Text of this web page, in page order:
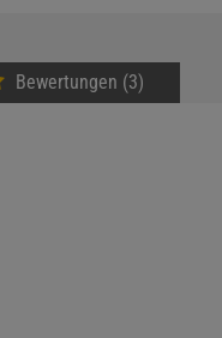
Bewertungen (3)